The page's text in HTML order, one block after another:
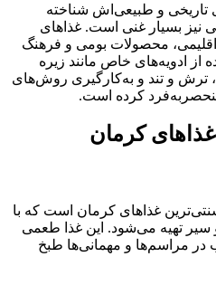
تاریخی و طبیعی‌اش شناخته
نیز بسیار غنی است. غذاهای
محصولات بومی و فرهنگ
از ادویه‌های خاص مانند زیره
ترش و تند و به‌کارگیری روش‌های
کرده است.
کرمان
غذاهای کرمان است که با
سیر تهیه می‌شود. این غذا طعمی
در مراسم‌ها و مهمانی‌ها طبخ